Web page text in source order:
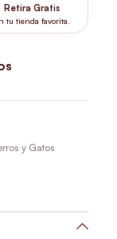
Retira Gratis
tu tienda favorita.
y Gatos